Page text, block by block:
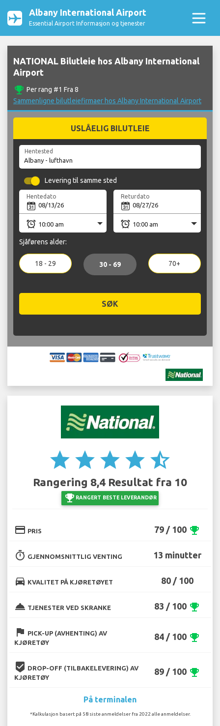
Albany International Airport
Essential Airport Informasjon og tjenester
NATIONAL Bilutleie hos Albany International
Airport
emoji_events Per rang #1 Fra 8
Sammenligne bilutleiefirmaer hos Albany International Airport
USLÅELIG BILUTLEIE
Hentested
Levering til samme sted
Hentedato Returdato
Sjåførens alder:
18 - 29 30 - 69 70+
SØK
star star star star star_half
Rangering 8,4 Resultat fra 10
emoji_events RANGERT BESTE LEVERANDØR
credit_card PRIS 79 / 100 emoji_events
timer GJENNOMSNITTLIG VENTING 13 minutter
directions_car KVALITET PÅ KJØRETØYET 80 / 100
room_service TJENESTER VED SKRANKE 83 / 100 emoji_events
flag PICK-UP (AVHENTING) AV
KJØRETØY
84 / 100 emoji_events
beenhere DROP-OFF (TILBAKELEVERING) AV
KJØRETØY
89 / 100 emoji_events
På terminalen
*Kalkulasjon basert på 58 siste anmeldelser fra 2022 alle anmeldelser.